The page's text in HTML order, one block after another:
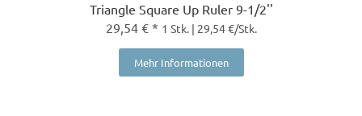
Triangle Square Up Ruler 9-1/2''
29,54 € * 1 Stk. | 29,54 €/Stk.
Mehr Informationen